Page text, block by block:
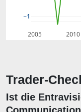
2005 2010
−1
Trader-
Ist die